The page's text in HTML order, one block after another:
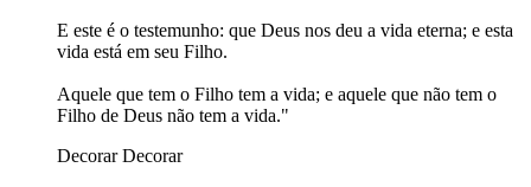
E este é o testemunho: que Deus nos deu a vida eterna; e esta
vida está em seu Filho.
Aquele que tem o Filho tem a vida; e aquele que não tem o
Filho de Deus não tem a vida."
Decorar Decorar